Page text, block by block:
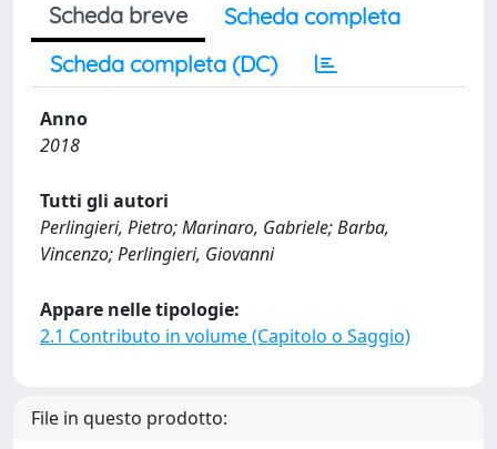
Scheda breve
Scheda completa
Scheda completa (DC)
Anno
2018
Tutti gli autori
Perlingieri, Pietro; Marinaro, Gabriele; Barba,
Vincenzo; Perlingieri, Giovanni
Appare nelle tipologie:
2.1 Contributo in volume (Capitolo o Saggio)
File in questo prodotto: